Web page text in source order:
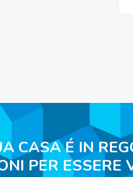
CASA É IN
PER ESSERE